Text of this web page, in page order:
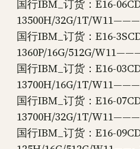
国行IBM_订货：E16-
13500H/32G/1T/
国行IBM_订货：E16-
1360P/16G/512G/
国行IBM_订货：E16-
13700H/16G/1T/
国行IBM_订货：E16-
13700H/32G/1T/
国行IBM_订货：E16-